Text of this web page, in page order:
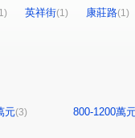
英祥街(1) 康莊路(1)
元(3)
800-1200萬